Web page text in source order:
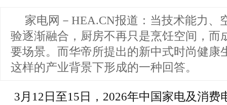
家电网－HEA.CN报道： 当技术能力、
验逐渐融合，厨房不再只是烹饪空间，而
要场景。而华帝所提出的新中式时尚健康
这样的产业背景下形成的一种回答。
3月12日至15日，2026年中国家电及消费